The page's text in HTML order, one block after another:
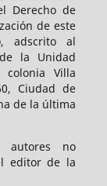
Derecho de
de este
adscrito al
la Unidad
colonia Villa
Ciudad de
de la última
autores no
editor de la